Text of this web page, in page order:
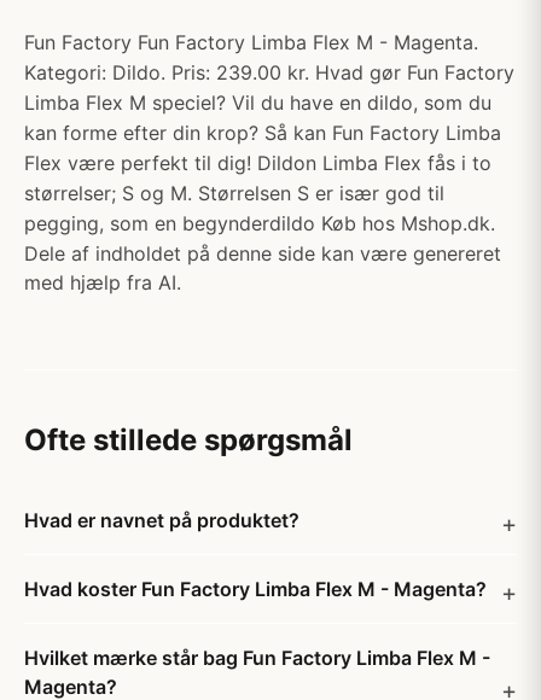
Fun Factory Fun Factory Limba Flex M - Magenta.
Kategori: Dildo. Pris: 239.00 kr. Hvad gør Fun Factory
Limba Flex M speciel? Vil du have en dildo, som du
kan forme efter din krop? Så kan Fun Factory Limba
Flex være perfekt til dig! Dildon Limba Flex fås i to
størrelser; S og M. Størrelsen S er især god til
pegging, som en begynderdildo Køb hos Mshop.dk.
Dele af indholdet på denne side kan være genereret
med hjælp fra AI.
Ofte stillede spørgsmål
Hvad er navnet på produktet?
Hvad koster Fun Factory Limba Flex M - Magenta?
Hvilket mærke står bag Fun Factory Limba Flex M -
Magenta?